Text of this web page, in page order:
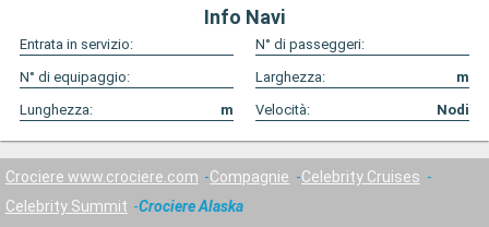
Info Navi
Entrata in servizio:
N° di passeggeri:
N° di equipaggio:
Larghezza:
m
Lunghezza:
m Velocità: Nodi
Crociere www.crociere.com Compagnie
Celebrity Cruises
Celebrity Summit
Crociere Alaska